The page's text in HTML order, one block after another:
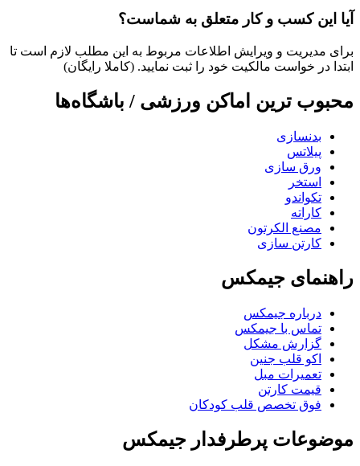
آیا این کسب و کار متعلق به شماست؟
برای مدیریت و ویرایش اطلاعات مربوط به این مطلب لازم است تا
ابتدا در خواست مالکیت خود را ثبت نمایید. (کاملا رایگان)
محبوب ترین اماکن ورزشی / باشگاه‌ها
بدنسازی
پیلاتس
ورق سازی
استخر
تکواندو
کاراته
مصنع الکرتون
کارتن سازی
راهنمای جیمکس
درباره جیمکس
تماس با جیمکس
گزارش مشکل
اکو قلب جنین
تعمیرات مبل
قیمت کارتن
فوق تخصص قلب کودکان
موضوعات پرطرفدار جیمکس